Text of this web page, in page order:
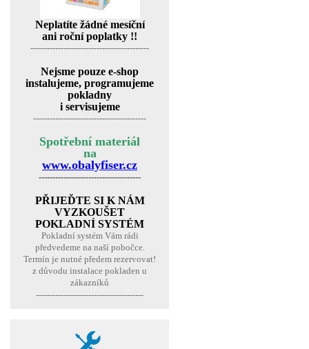
Neplatíte žádné mesíční
ani roční poplatky !!
-------------------------------------------
Nejsme pouze e-shop
instalujeme, programujeme
pokladny
i servisujeme
-----------------------------------------
Spotřební materiál
na
www.obalyfiser.cz
-------------------------------------
PŘIJEĎTE SI K NÁM
VYZKOUŠET
POKLADNÍ SYSTÉM
Pokladní systém Vám rádi
předvedeme na naší pobočce.
Termín je nutné předem rezervovat!
z důvodu instalace pokladen u
zákazníků
---------------------------------------